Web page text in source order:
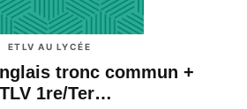
ETLV AU LYCÉE
tronc commun +
1re/Ter…